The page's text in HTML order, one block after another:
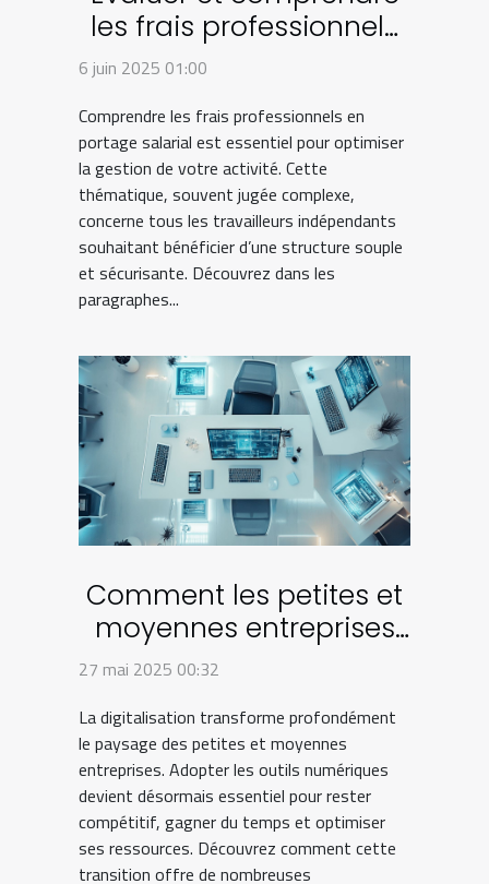
les frais professionnels
en portage salarial
6 juin 2025 01:00
Comprendre les frais professionnels en
portage salarial est essentiel pour optimiser
la gestion de votre activité. Cette
thématique, souvent jugée complexe,
concerne tous les travailleurs indépendants
souhaitant bénéficier d’une structure souple
et sécurisante. Découvrez dans les
paragraphes...
Comment les petites et
moyennes entreprises
peuvent bénéficier de la
27 mai 2025 00:32
La digitalisation transforme profondément
le paysage des petites et moyennes
entreprises. Adopter les outils numériques
devient désormais essentiel pour rester
compétitif, gagner du temps et optimiser
ses ressources. Découvrez comment cette
transition offre de nombreuses